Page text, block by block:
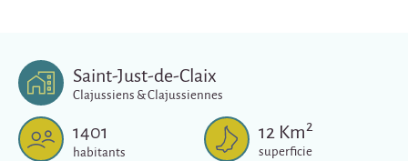
Saint-Just-de-Claix
Clajussiens & Clajussiennes
1401
habitants
12 Km2
superficie